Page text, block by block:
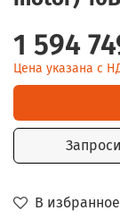
В избранное
1 594
Цена указана с